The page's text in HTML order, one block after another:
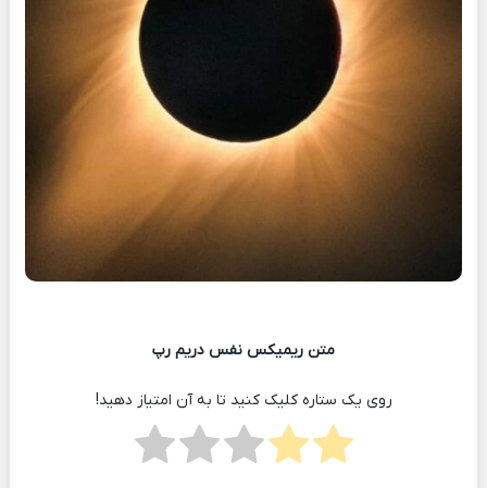
متن ریمیکس نفس دریم رپ
روی یک ستاره کلیک کنید تا به آن امتیاز دهید!